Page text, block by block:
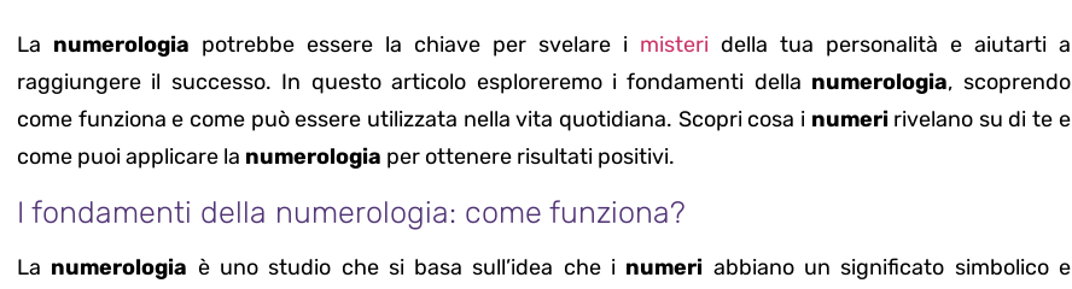
La numerologia potrebbe essere la chiave per svelare i misteri della tua personalità e aiutarti a
raggiungere il successo. In questo articolo esploreremo i fondamenti della numerologia, scoprendo
come funziona e come può essere utilizzata nella vita quotidiana. Scopri cosa i numeririvelano su di te e
come puoi applicare la numerologia per ottenere risultati positivi.
I fondamenti della numerologia: come funziona?
La numerologia è uno studio che si basa sull’idea che i numeri abbiano un significato simbolico e